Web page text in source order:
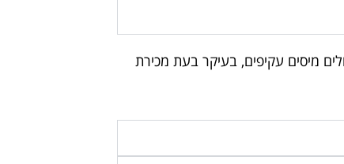
מיסים עקיפים, בעיקר בעת מכירת